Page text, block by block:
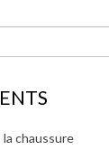
la chaussure